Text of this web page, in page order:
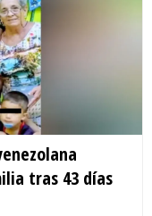
tras 43 días